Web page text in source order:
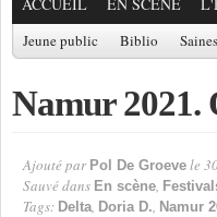
Jeune public Biblio
Namur 2021.
Ajouté par Pol De Groeve le
Sauvé dans En scène,
Tags: Delta, Doria D., Namur